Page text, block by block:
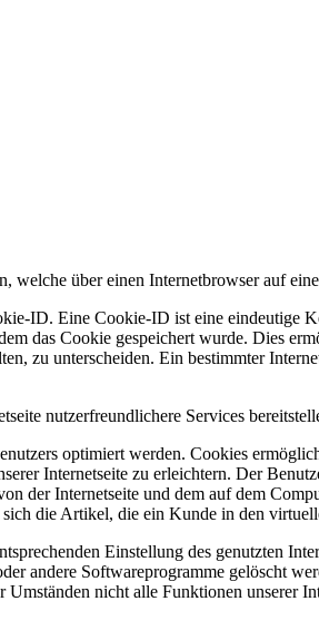
über einen Internetbrowser auf
ID. Eine Cookie-ID ist eine eindeutige
das Cookie gespeichert wurde. Dies
zu unterscheiden. Ein bestimmter
nutzerfreundlichere Services
optimiert werden. Cookies
Internetseite zu erleichtern. Der
der Internetseite und dem auf dem
die Artikel, die ein Kunde in den
Einstellung des genutzten
andere Softwareprogramme gelöscht
nicht alle Funktionen unserer